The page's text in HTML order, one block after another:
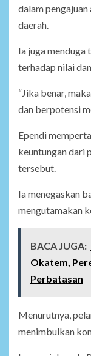
dalam
daerah.
Ia juga menduga
terhadap nilai
“Jika benar,
dan berpotensi
Ependi
keuntungan dari
tersebut.
Ia menegaskan
mengutamakan
BACA JUGA:
Okatem,
Perbatasan
Menurutnya,
menimbulkan